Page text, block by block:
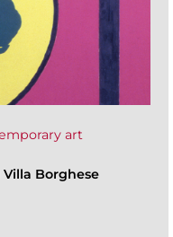
art
Borghese